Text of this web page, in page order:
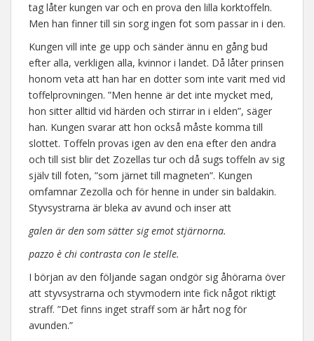
tag låter kungen var och en prova den lilla korktoffeln.
Men han finner till sin sorg ingen fot som passar in i den.
Kungen vill inte ge upp och sänder ännu en gång bud
efter alla, verkligen alla, kvinnor i landet. Då låter prinsen
honom veta att han har en dotter som inte varit med vid
toffelprovningen. ”Men henne är det inte mycket med,
hon sitter alltid vid härden och stirrar in i elden”, säger
han. Kungen svarar att hon också måste komma till
slottet. Toffeln provas igen av den ena efter den andra
och till sist blir det Zozellas tur och då sugs toffeln av sig
själv till foten, ”som järnet till magneten”. Kungen
omfamnar Zezolla och för henne in under sin baldakin.
Styvsystrarna är bleka av avund och inser att
galen är den som sätter sig emot stjärnorna.
pazzo è chi contrasta con le stelle.
I början av den följande sagan ondgör sig åhörarna över
att styvsystrarna och styvmodern inte fick något riktigt
straff. ”Det finns inget straff som är hårt nog för
avunden.”